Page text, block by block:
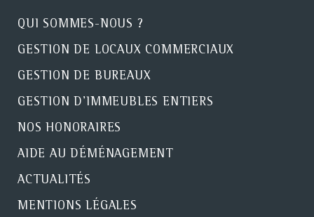
QUI SOMMES-NOUS ?
GESTION DE LOCAUX COMMERCIAUX
GESTION DE BUREAUX
GESTION D'IMMEUBLES ENTIERS
NOS HONORAIRES
AIDE AU DÉMÉNAGEMENT
ACTUALITÉS
MENTIONS LÉGALES